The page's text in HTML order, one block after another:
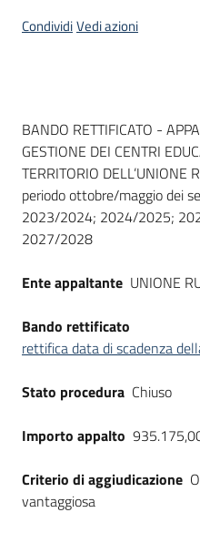
CondividiVedi azioni
Dati del bando
BANDO RETTIFICATO -
GESTIONE DEI CENTRI
TERRITORIO DELL’UNIONE
periodo ottobre/maggio dei
2023/2024; 2024/2025;
2027/2028
Ente appaltante UNIONE
Bando rettificato
rettifica data di scadenza
Stato procedura Chiuso
Importo appalto
Criterio di aggiudicazione
vantaggiosa